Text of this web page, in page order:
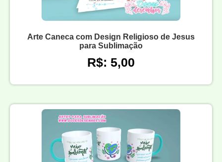
Arte Caneca com Design Religioso de Jesus
para Sublimação
R$: 5,00